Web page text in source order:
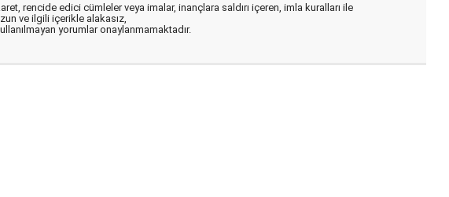
rencide edici cümleler veya imalar, inançlara saldırı içeren, imla kuralları ile
ve ilgili içerikle alakasız,
yorumlar onaylanmamaktadır.